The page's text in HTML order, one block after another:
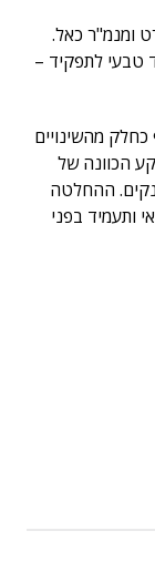
ומנמ"ר כאל.
טבעי לתפקיד –
מהשינויים
הכוונה של
ההחלטה
ותעמיד בפני